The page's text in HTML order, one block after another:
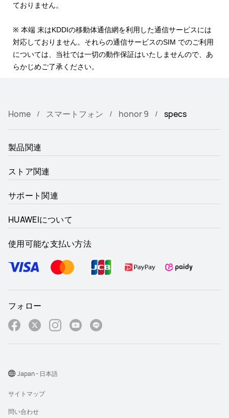
ておりません。
※ 本端 末はKDDIの移動体通信網を利用した通信サービスには
対応しておりません。それらの通信サービスのSIM でのご利用
については、当社では一切の動作保証はいたしませんので、あ
らかじめご了承ください。
Home スマートフォン honor 9 specs
製品関連
ストア関連
サポート関連
HUAWEIについて
使用可能な支払い方法
フォロー
サイトマップ
問い合わせ
Japan - 日本語